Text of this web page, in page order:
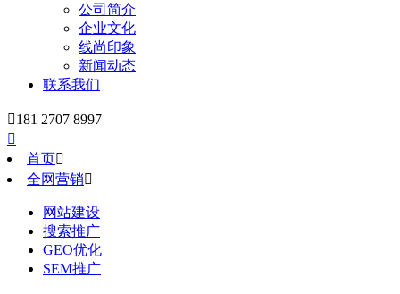
公司简介
企业文化
线尚印象
新闻动态
联系我们
181 2707 8997

首页
全网营销
网站建设
搜索推广
GEO优化
SEM推广